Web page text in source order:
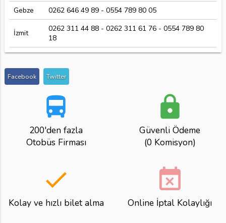
Gebze 0262 646 49 89 - 0554 789 80 05
İzmit
0262 311 44 88 - 0262 311 61 76 - 0554 789 80
18
Facebook Twitter
directions_bus
200'den fazla
Otobüs Firması
lock
Güvenli Ödeme
(0 Komisyon)
done
Kolay ve hızlı bilet alma
event_busy
Online İptal Kolaylığı